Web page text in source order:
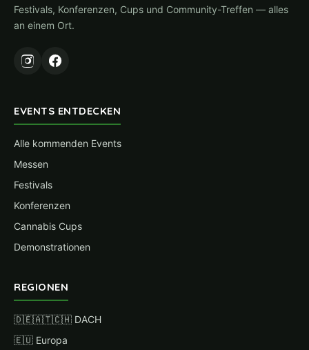
Festivals, Konferenzen, Cups und Community-Treffen — alles
an einem Ort.
EVENTS ENTDECKEN
Alle kommenden Events
Messen
Festivals
Konferenzen
Cannabis Cups
Demonstrationen
REGIONEN
🇩🇪🇦🇹🇨🇭 DACH
🇪🇺 Europa